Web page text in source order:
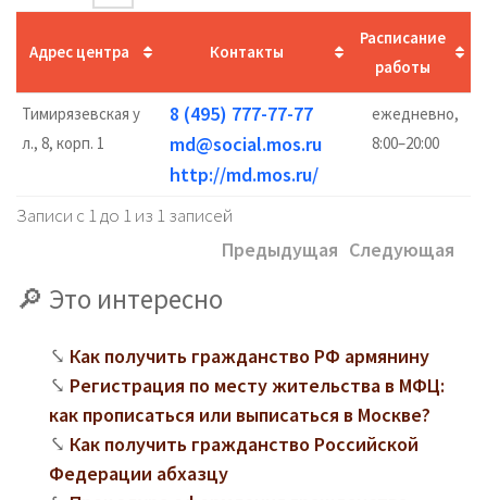
Адрес центра Контакты
Расписание
работы
Тимирязевская у
л., 8, корп. 1
8 (495) 777-77-77
md@social.mos.ru
http://md.mos.ru/
ежедневно,
8:00–20:00
Записи с 1 до 1 из 1 записей
Предыдущая Следующая
Это интересно
Как получить гражданство РФ армянину
Регистрация по месту жительства в МФЦ:
как прописаться или выписаться в Москве?
Как получить гражданство Российской
Федерации абхазцу